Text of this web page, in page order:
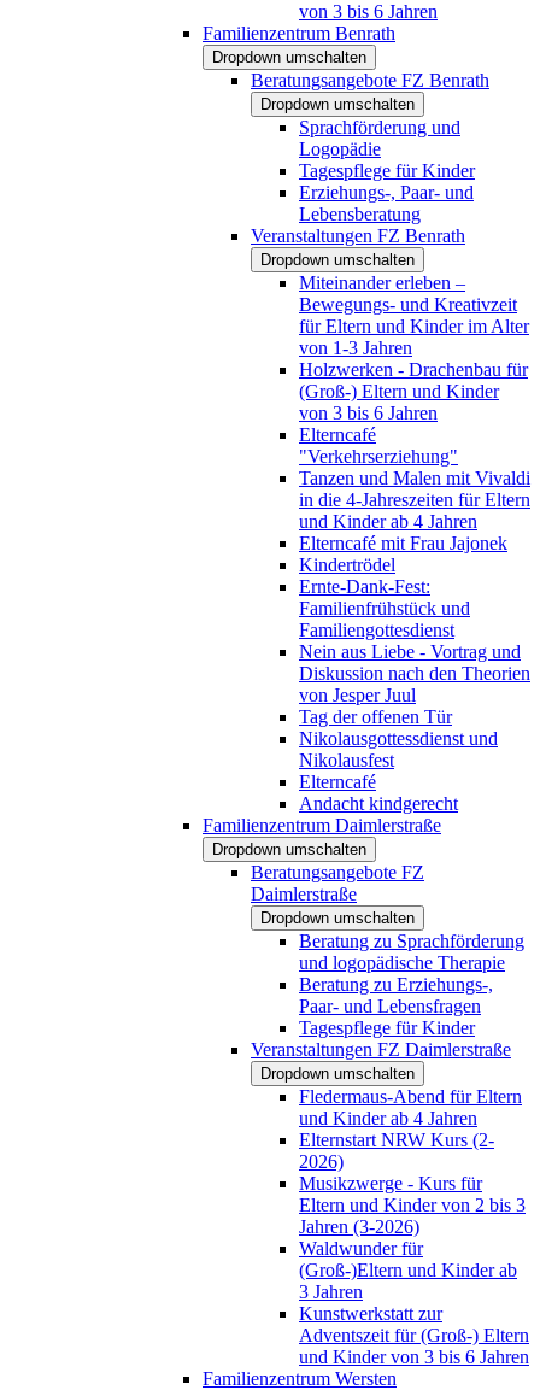
von 3 bis 6 Jahren
Familienzentrum Benrath
Dropdown umschalten
Beratungsangebote FZ Benrath
Dropdown umschalten
Sprachförderung und
Logopädie
Tagespflege für Kinder
Erziehungs-, Paar- und
Lebensberatung
Veranstaltungen FZ Benrath
Dropdown umschalten
Miteinander erleben –
Bewegungs- und Kreativzeit
für Eltern und Kinder im Alter
von 1-3 Jahren
Holzwerken - Drachenbau für
(Groß-) Eltern und Kinder
von 3 bis 6 Jahren
Elterncafé
"Verkehrserziehung"
Tanzen und Malen mit Vivaldi
in die 4-Jahreszeiten für Eltern
und Kinder ab 4 Jahren
Elterncafé mit Frau Jajonek
Kindertrödel
Ernte-Dank-Fest:
Familienfrühstück und
Familiengottesdienst
Nein aus Liebe - Vortrag und
Diskussion nach den Theorien
von Jesper Juul
Tag der offenen Tür
Nikolausgottessdienst und
Nikolausfest
Elterncafé
Andacht kindgerecht
Familienzentrum Daimlerstraße
Dropdown umschalten
Beratungsangebote FZ
Daimlerstraße
Dropdown umschalten
Beratung zu Sprachförderung
und logopädische Therapie
Beratung zu Erziehungs-,
Paar- und Lebensfragen
Tagespflege für Kinder
Veranstaltungen FZ Daimlerstraße
Dropdown umschalten
Fledermaus-Abend für Eltern
und Kinder ab 4 Jahren
Elternstart NRW Kurs (2-
2026)
Musikzwerge - Kurs für
Eltern und Kinder von 2 bis 3
Jahren (3-2026)
Waldwunder für
(Groß-)Eltern und Kinder ab
3 Jahren
Kunstwerkstatt zur
Adventszeit für (Groß-) Eltern
und Kinder von 3 bis 6 Jahren
Familienzentrum Wersten